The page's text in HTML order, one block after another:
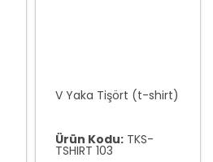
V Yaka Tişört (t-shirt)
Ürün Kodu: TKS-
TSHIRT 103